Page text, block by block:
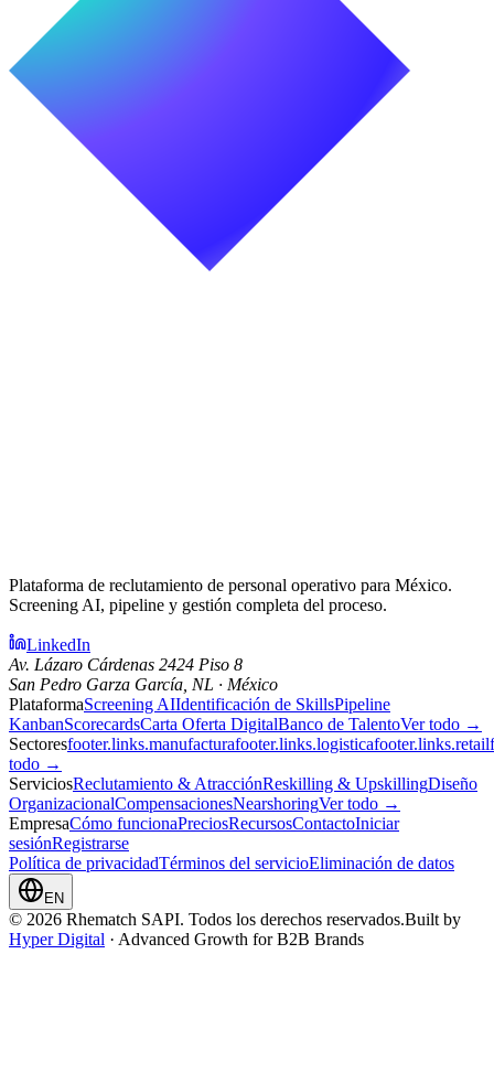
Plataforma de reclutamiento de personal operativo para México.
Screening AI, pipeline y gestión completa del proceso.
LinkedIn
Av. Lázaro Cárdenas 2424 Piso 8
San Pedro Garza García, NL · México
PlataformaScreening AIIdentificación de SkillsPipeline
KanbanScorecardsCarta Oferta DigitalBanco de TalentoVer todo →
Sectoresfooter.links.manufacturafooter.links.logisticafooter.links.retail
todo →
ServiciosReclutamiento & AtracciónReskilling & UpskillingDiseño
OrganizacionalCompensacionesNearshoringVer todo →
EmpresaCómo funcionaPreciosRecursosContactoIniciar
sesiónRegistrarse
Política de privacidadTérminos del servicioEliminación de datos
EN
© 2026 Rhematch SAPI. Todos los derechos reservados.Built by
Hyper Digital · Advanced Growth for B2B Brands